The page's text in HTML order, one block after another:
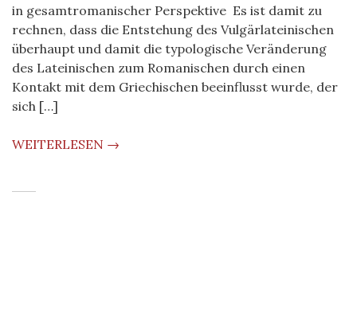
in gesamtromanischer Perspektive Es ist damit zu
rechnen, dass die Entstehung des Vulgärlateinischen
überhaupt und damit die typologische Veränderung
des Lateinischen zum Romanischen durch einen
Kontakt mit dem Griechischen beeinflusst wurde, der
sich […]
WEITERLESEN →